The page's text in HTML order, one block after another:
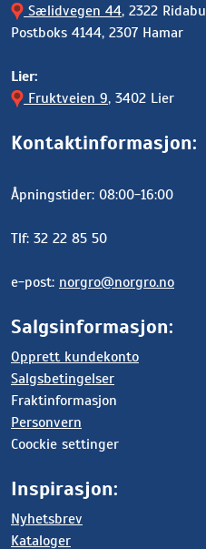
Sælidvegen 44, 2322 Ridabu
Postboks 4144, 2307 Hamar
Lier:
Fruktveien 9, 3402 Lier
Kontaktinformasjon:
Åpningstider: 08:00-16:00
Tlf: 32 22 85 50
e-post: norgro@norgro.no
Salgsinformasjon:
Opprett kundekonto
Salgsbetingelser
Fraktinformasjon
Personvern
Coockie settinger
Inspirasjon:
Nyhetsbrev
Kataloger